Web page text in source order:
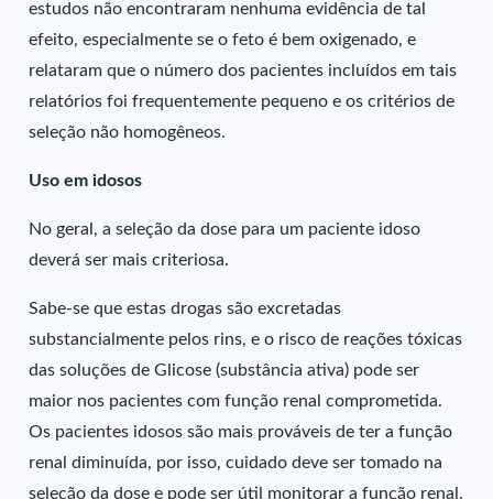
estudos não encontraram nenhuma evidência de tal
efeito, especialmente se o feto é bem oxigenado, e
relataram que o número dos pacientes incluídos em tais
relatórios foi frequentemente pequeno e os critérios de
seleção não homogêneos.
Uso em idosos
No geral, a seleção da dose para um paciente idoso
deverá ser mais criteriosa.
Sabe-se que estas drogas são excretadas
substancialmente pelos rins, e o risco de reações tóxicas
das soluções de Glicose (substância ativa) pode ser
maior nos pacientes com função renal comprometida.
Os pacientes idosos são mais prováveis de ter a função
renal diminuída, por isso, cuidado deve ser tomado na
seleção da dose e pode ser útil monitorar a função renal.